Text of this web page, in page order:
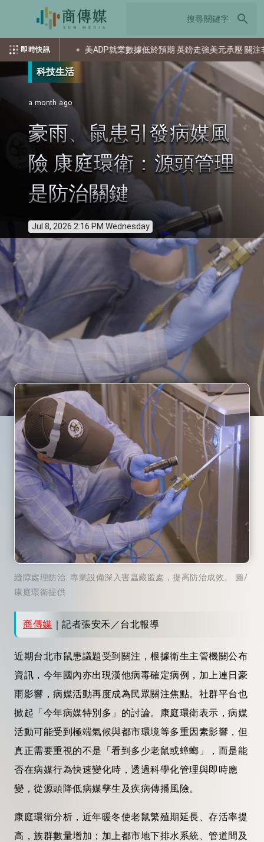
search
即時快訊美ADP就業數據低於預期 英鎊走強美元承壓 關注非農報告
科技生活
a month ago
豪雨、鼠患引發病媒風
險 康庭環衛：源頭管理
是防治關鍵
Jul 8, 2026 2:16 PM Wednesday
縫隙處理防治: 專業設備深入害蟲藏匿處，提高防治成效。 圖/
康庭環衛提供
商傳媒 ｜記者張安禾／台北報導
近期台北市鼠患議題受到關注，根據衛生主管機關公布
資訊，今年國內亦出現漢他病毒確定病例，加上連日豪
雨影響，病媒活動再度成為民眾關注焦點。社群平台也
掀起「今年病媒特別多」的討論。康庭環衛表示，病媒
活動可能受到極端氣候與都市環境等多重因素影響，但
真正需要重視的不是「看到多少老鼠或蟑螂」，而是能
否在病媒行為快速變化時，透過科學化管理與即時應
變，從源頭降低病媒孳生及疾病傳播風險。
康庭環衛分析，近年暖冬使老鼠繁殖期延長、存活率提
高，族群數量增加；加上都市地下排水系統、管道間及